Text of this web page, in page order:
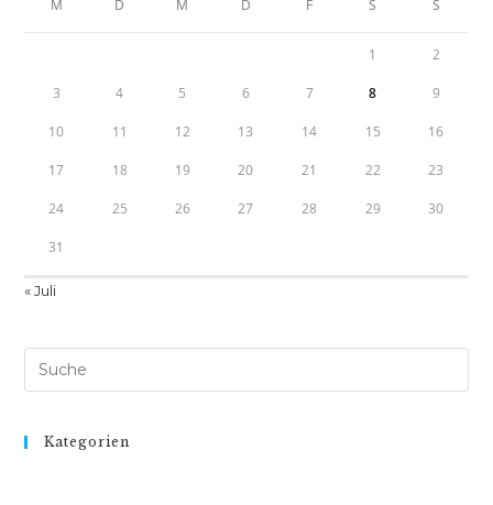
M D M D F S S
1 2
3 4 5 6 7 8 9
10 11 12 13 14 15 16
17 18 19 20 21 22 23
24 25 26 27 28 29 30
31
« Juli
Suche
nach:
Kategorien